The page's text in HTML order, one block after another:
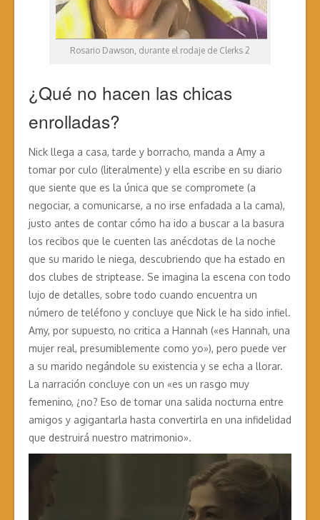
Rosario Dawson, durante el rodaje de Clerks 2
¿Qué no hacen las chicas
enrolladas?
Nick llega a casa, tarde y borracho, manda a Amy a
tomar por culo (literalmente) y ella escribe en su diario
que siente que es la única que se compromete (a
negociar, a comunicarse, a no irse enfadada a la cama),
justo antes de contar cómo ha ido a buscar a la basura
los recibos que le cuenten las anécdotas de la noche
que su marido le niega, descubriendo que ha estado en
dos clubes de striptease. Se imagina la escena con todo
lujo de detalles, sobre todo cuando encuentra un
número de teléfono y concluye que Nick le ha sido infiel.
Amy, por supuesto, no critica a Hannah («es Hannah, una
mujer real, presumiblemente como yo»), pero puede ver
a su marido negándole su existencia y se echa a llorar.
La narración concluye con un «es un rasgo muy
femenino, ¿no? Eso de tomar una salida nocturna entre
amigos y agigantarla hasta convertirla en una infidelidad
que destruirá nuestro matrimonio».